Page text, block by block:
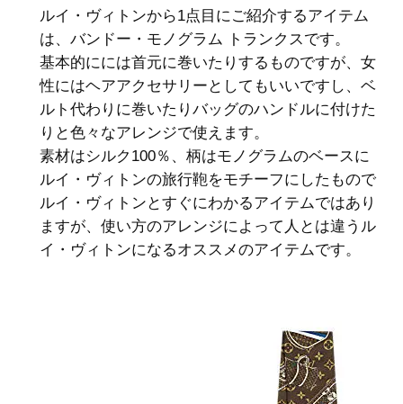
ルイ・ヴィトンから1点目にご紹介するアイテム
は、バンドー・モノグラム トランクスです。
基本的にには首元に巻いたりするものですが、女
性にはヘアアクセサリーとしてもいいですし、ベ
ルト代わりに巻いたりバッグのハンドルに付けた
りと色々なアレンジで使えます。
素材はシルク100％、柄はモノグラムのベースに
ルイ・ヴィトンの旅行鞄をモチーフにしたもので
ルイ・ヴィトンとすぐにわかるアイテムではあり
ますが、使い方のアレンジによって人とは違うル
イ・ヴィトンになるオススメのアイテムです。